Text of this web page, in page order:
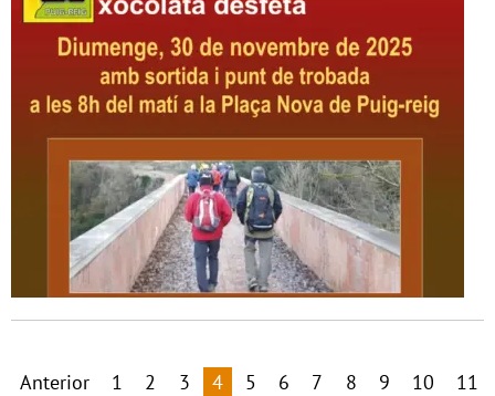
Anterior 1 2 3 4 5 6 7 8 9 10 11